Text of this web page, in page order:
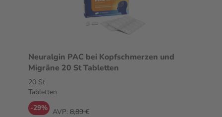
Neuralgin PAC bei Kopfschmerzen und
Migräne 20 St Tabletten
20 St
Tabletten
-29% AVP: 8,89 €